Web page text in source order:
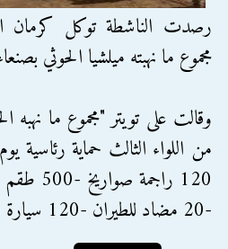
رصدت الناشطة توكل كرمان
مجموع ما نهبته ميلشيا الحوثي
وقالت على تويتر "مجموع ما
-20 مضاد للطيران -120 سيارة مدرعة".